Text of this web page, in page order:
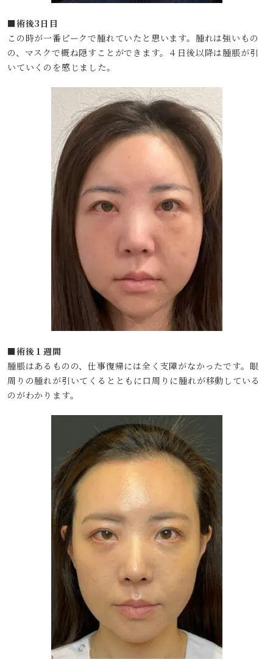
■術後3日目
この時が一番ピークで腫れていたと思います。腫れは強いもの
の、マスクで概ね隠すことができます。４日後以降は腫脹が引
いていくのを感じました。
■術後１週間
腫脹はあるものの、仕事復帰には全く支障がなかったです。眼
周りの腫れが引いてくるとともに口周りに腫れが移動している
のがわかります。